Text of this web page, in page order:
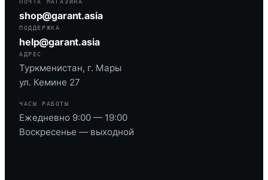
ПОЧТА МАГАЗИНА
shop@garant.asia
ПОДДЕРЖКА
help@garant.asia
АДРЕС
Туркменистан, г. Мары
ул. Кемине 27
ЧАСЫ РАБОТЫ
Ежедневно 9:00 — 19:00
Воскресенье — выходной